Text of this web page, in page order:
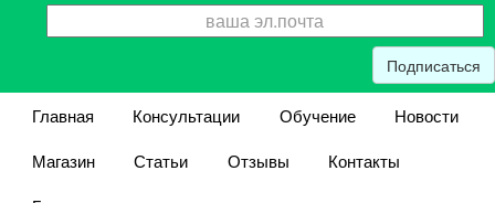
Подписаться
Главная Консультации Обучение
Новости
Магазин
Статьи Отзывы
Контакты